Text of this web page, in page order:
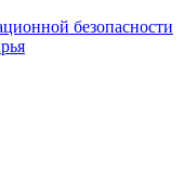
безопасности